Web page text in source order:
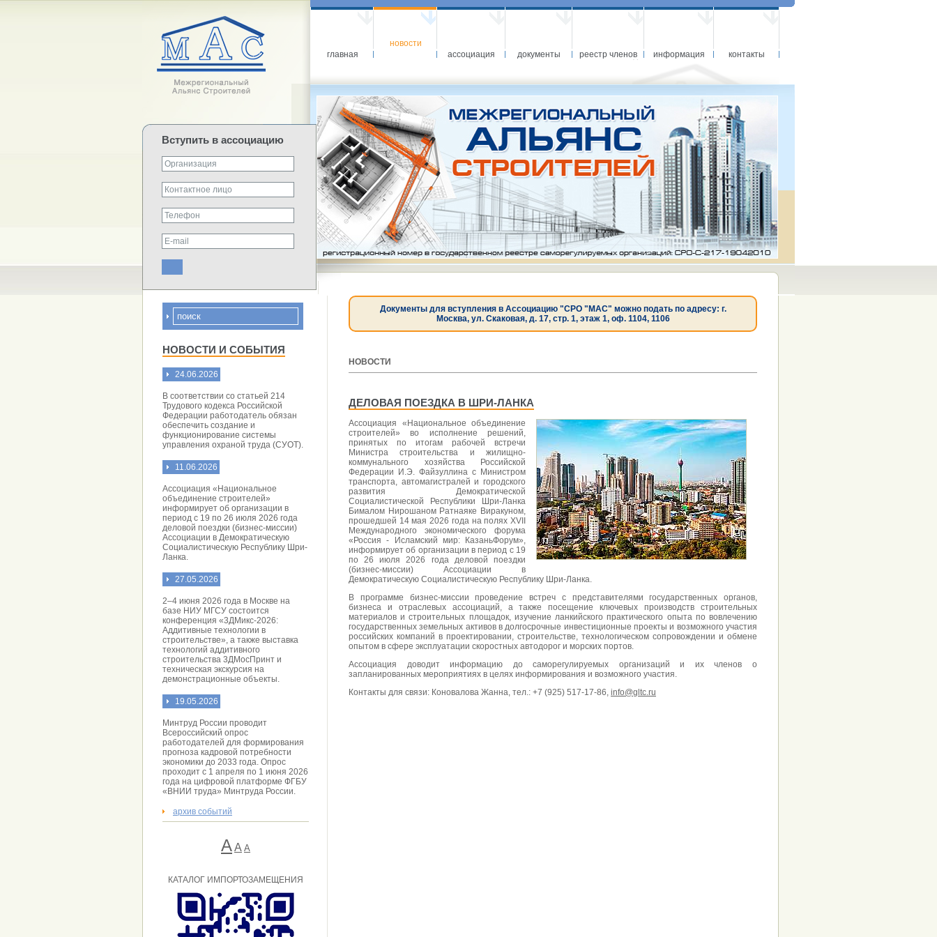
главная
новости
ассоциация
документы реестр членов информация контакты
Вступить в ассоциацию
НОВОСТИ И СОБЫТИЯ
24.06.2026
В соответствии со статьей 214
Трудового кодекса Российской
Федерации работодатель обязан
обеспечить создание и
функционирование системы
управления охраной труда (СУОТ).
11.06.2026
Ассоциация «Национальное
объединение строителей»
информирует об организации в
период с 19 по 26 июля 2026 года
деловой поездки (бизнес-миссии)
Ассоциации в Демократическую
Социалистическую Республику Шри-
Ланка.
27.05.2026
2–4 июня 2026 года в Москве на
базе НИУ МГСУ состоится
конференция «3ДМикс-2026:
Аддитивные технологии в
строительстве», а также выставка
технологий аддитивного
строительства 3ДМосПринт и
техническая экскурсия на
демонстрационные объекты.
19.05.2026
Минтруд России проводит
Всероссийский опрос
работодателей для формирования
прогноза кадровой потребности
экономики до 2033 года. Опрос
проходит с 1 апреля по 1 июня 2026
года на цифровой платформе ФГБУ
«ВНИИ труда» Минтруда России.
архив событий
АA А
КАТАЛОГ ИМПОРТОЗАМЕЩЕНИЯ
Документы для вступления в Ассоциацию "СРО "МАС" можно подать по адресу: г.
Москва, ул. Скаковая, д. 17, стр. 1, этаж 1, оф. 1104, 1106
НОВОСТИ
ДЕЛОВАЯ ПОЕЗДКА В ШРИ-ЛАНКА
Ассоциация «Национальное объединение
строителей» во исполнение решений,
принятых по итогам рабочей встречи
Министра строительства и жилищно-
коммунального хозяйства Российской
Федерации И.Э. Файзуллина с Министром
транспорта, автомагистралей и городского
развития Демократической
Социалистической Республики Шри-Ланка
Бималом Нирошаном Ратнаяке Виракуном,
прошедшей 14 мая 2026 года на полях XVII
Международного экономического форума
«Россия - Исламский мир: КазаньФорум»,
информирует об организации в период с 19
по 26 июля 2026 года деловой поездки
(бизнес-миссии) Ассоциации в
Демократическую Социалистическую Республику Шри-Ланка.
В программе бизнес-миссии проведение встреч с представителями государственных органов,
бизнеса и отраслевых ассоциаций, а также посещение ключевых производств строительных
материалов и строительных площадок, изучение ланкийского практического опыта по вовлечению
государственных земельных активов в долгосрочные инвестиционные проекты и возможного участия
российских компаний в проектировании, строительстве, технологическом сопровождении и обмене
опытом в сфере эксплуатации скоростных автодорог и морских портов.
Ассоциация доводит информацию до саморегулируемых организаций и их членов о
запланированных мероприятиях в целях информирования и возможного участия.
Контакты для связи: Коновалова Жанна, тел.: +7 (925) 517-17-86, info@gltc.ru